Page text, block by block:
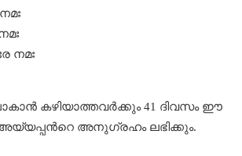
നമഃ
കഴിയാത്തവർക്കും 41 ദിവസം ഈ
അയ്യപ്പൻറെ അനുഗ്രഹം ലഭിക്കും.